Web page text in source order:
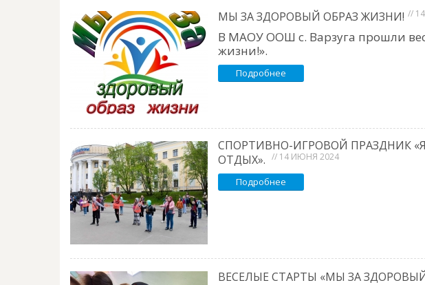
МЫ ЗА ЗДОРОВЫЙ ОБРАЗ ЖИЗНИ! //
В МАОУ ООШ с. Варзуга прошли
жизни!».
Подробнее
СПОРТИВНО-ИГРОВОЙ ПРАЗДНИК
ОТДЫХ». // 14 ИЮНЯ 2024
Подробнее
ВЕСЕЛЫЕ СТАРТЫ «МЫ ЗА